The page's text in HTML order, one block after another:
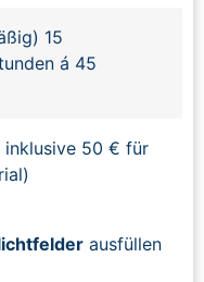
15
á 45
inklusive 50 € für
ausfüllen